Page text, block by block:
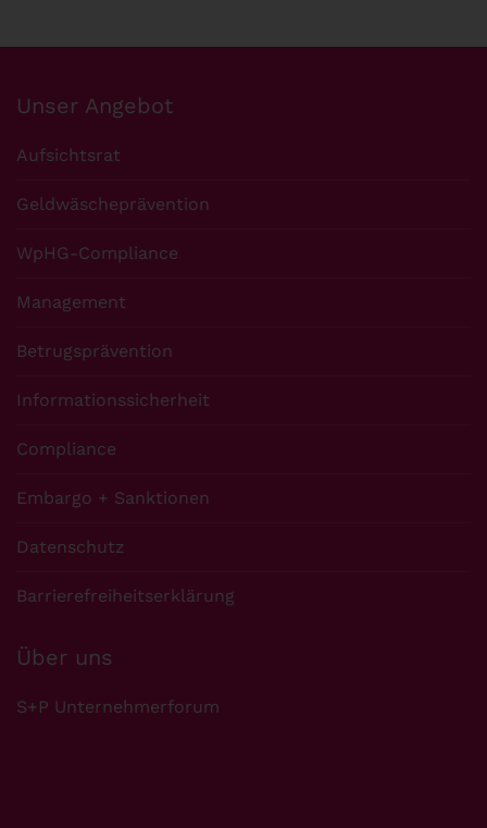
Unser Angebot
Aufsichtsrat
Geldwäscheprävention
WpHG-Compliance
Management
Betrugsprävention
Informationssicherheit
Compliance
Embargo + Sanktionen
Datenschutz
Barrierefreiheitserklärung
Über uns
S+P Unternehmerforum